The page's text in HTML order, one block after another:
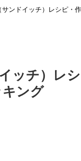
ンドイッチ）レシピ・
ッチ）レ
ング